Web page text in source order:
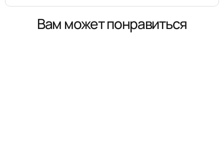
Вам может понравиться